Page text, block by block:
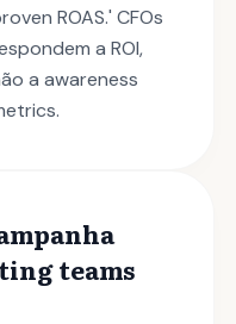
ROAS.' CFOs
a ROI,
a awareness
teams